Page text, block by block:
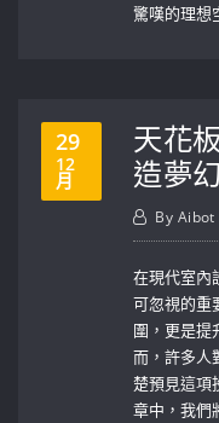
驚嘆的理想
29
12
月
天花
造夢
By Aibot
在現代室內
可忽視的重
圍，更是提
而，許多人
楚預見這項
章中，我們